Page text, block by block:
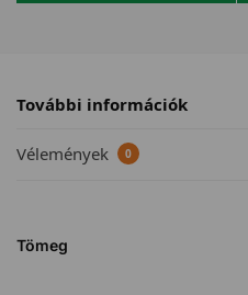
További információk
Vélemények 0
Tömeg